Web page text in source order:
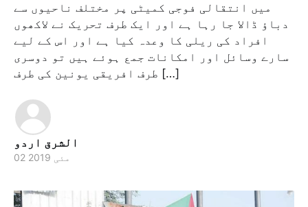
میں انتقالی فوجی کمیٹی پر مختلف ناحیوں سے
دباؤ ڈالا جا رہا ہے اور ایک طرف تحریک نے لاکھوں
افراد کی ریلی کا وعدہ کیا ہے اور اس کے لیے
سارے وسائل اور امکانات جمع ہوئے ہیں تو دوسری
طرف افریقی یونین کی طرف […]
الشرق اردو
02 مئی 2019